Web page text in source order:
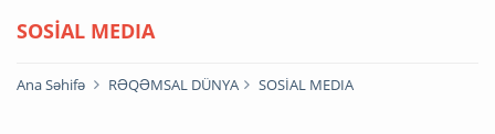
SOSİAL MEDIA
Ana Səhifə RƏQƏMSAL DÜNYA SOSİAL MEDIA